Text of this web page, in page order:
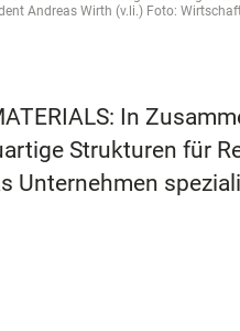
Andreas Wirth (v.li.) Foto:
In
Strukturen für
Unternehmen